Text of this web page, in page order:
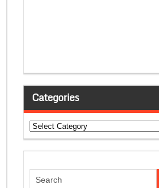
Categories
Categories